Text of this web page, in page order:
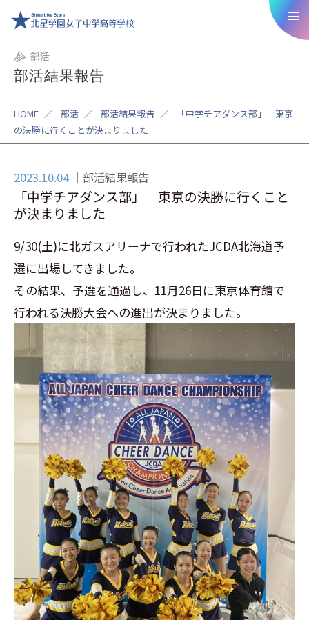
部活
部活結果報告
HOME ／ 部活 ／ 部活結果報告 ／
「中学チアダンス部」 東京
の決勝に行くことが決まりました
2023.10.04 部活結果報告
「中学チアダンス部」 東京の決勝に行くこと
が決まりました
9/30(土)に北ガスアリーナで行われたJCDA北海道予
選に出場してきました。
その結果、予選を通過し、11月26日に東京体育館で
行われる決勝大会への進出が決まりました。